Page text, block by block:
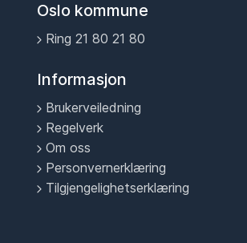
Oslo kommune
Ring 21 80 21 80
Informasjon
Brukerveiledning
Regelverk
Om oss
Personvernerklæring
Tilgjengelighetserklæring